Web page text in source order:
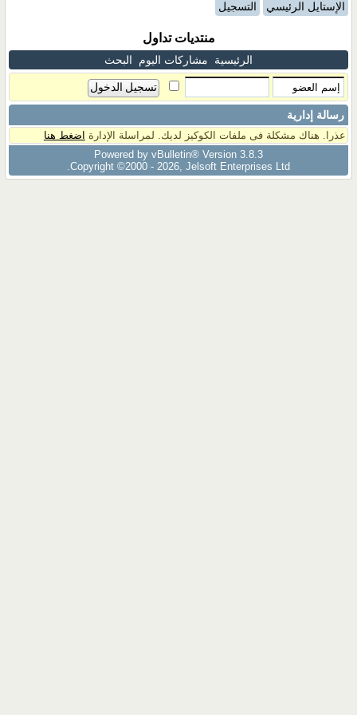
الإستايل الرئيسي التسجيل
منتديات تداول
الرئيسية مشاركات اليوم البحث
رسالة إدارية
عذرا. هناك مشكلة فى ملفات الكوكيز لديك. لمراسلة الإدارة اضغط هنا
Powered by vBulletin® Version 3.8.3
Copyright ©2000 - 2026, Jelsoft Enterprises Ltd.